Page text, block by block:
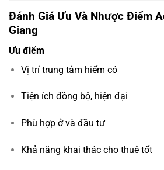
Đánh Giá Ưu Và Nhược Điểm
Giang
Ưu điểm
Vị trí trung tâm hiếm có
Tiện ích đồng bộ, hiện đại
Phù hợp ở và đầu tư
Khả năng khai thác cho thuê tốt